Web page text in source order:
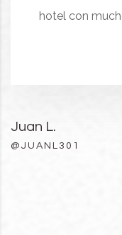
hotel con
Juan L.
@JUANL301